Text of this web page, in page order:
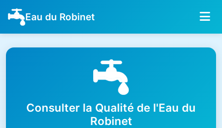
Eau du Robinet
Consulter la Qualité de l'Eau du
Robinet